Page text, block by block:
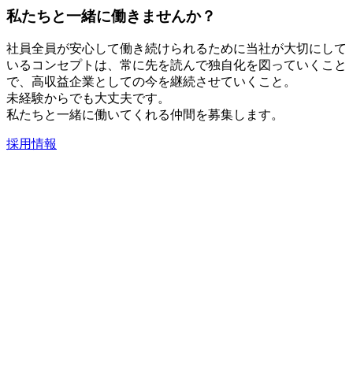
私たちと一緒に働きませんか？
社員全員が安心して働き続けられるために当社が大切にして
いるコンセプトは、常に先を読んで独自化を図っていくこと
で、高収益企業としての今を継続させていくこと。
未経験からでも大丈夫です。
私たちと一緒に働いてくれる仲間を募集します。
採用情報